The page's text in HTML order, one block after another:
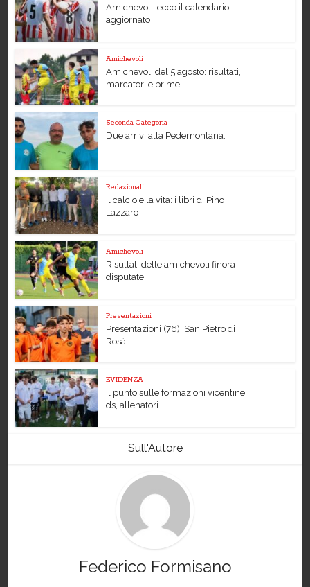
Amichevoli: ecco il calendario
aggiornato
Amichevoli
Amichevoli del 5 agosto: risultati,
marcatori e prime...
Seconda Categoria
Due arrivi alla Pedemontana.
Redazionali
Il calcio e la vita: i libri di Pino
Lazzaro
Amichevoli
Risultati delle amichevoli finora
disputate
Presentazioni
Presentazioni (76). San Pietro di
Rosà
EVIDENZA
Il punto sulle formazioni vicentine:
ds, allenatori...
Sull'Autore
Federico Formisano